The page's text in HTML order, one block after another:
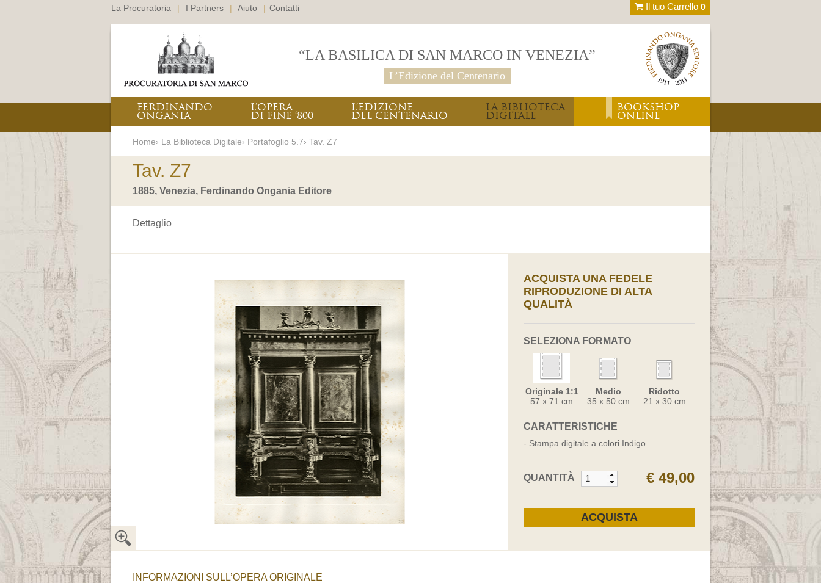
La Procuratoria | I Partners | Aiuto | Contatti Il tuo Carrello 0
“LA BASILICA DI SAN MARCO IN VENEZIA”
L’Edizione del Centenario
FERDINANDO
ONGANIA
L’OPERA
DI FINE ‘800
L’EDIZIONE
DEL CENTENARIO
LA BIBLIOTECA
DIGITALE
BOOKSHOP
ONLINE
Home› La Biblioteca Digitale› Portafoglio 5.7› Tav. Z7
Tav. Z7
1885, Venezia, Ferdinando Ongania Editore
Dettaglio
ACQUISTA UNA FEDELE
RIPRODUZIONE DI ALTA
QUALITÀ
SELEZIONA FORMATO
Originale 1:1
57 x 71 cm
Medio
35 x 50 cm
Ridotto
21 x 30 cm
CARATTERISTICHE
- Stampa digitale a colori Indigo
QUANTITÀ € 49,00
INFORMAZIONI SULL’OPERA ORIGINALE